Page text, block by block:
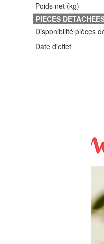
Poids net (kg)
PIECES
Disponibilité pièces
Date d'effet